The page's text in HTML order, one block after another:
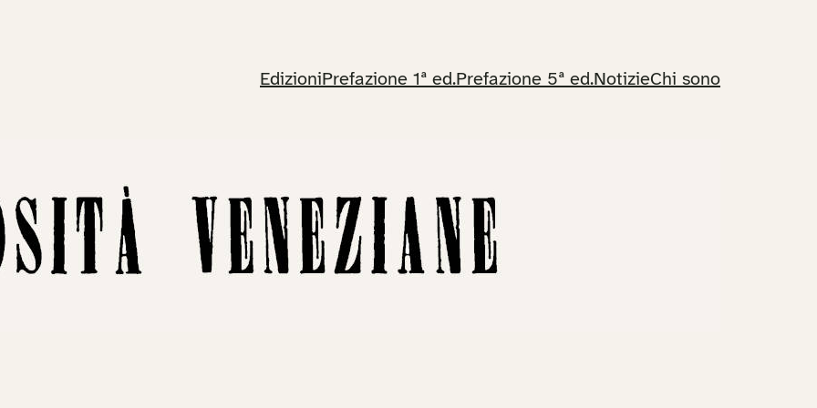
EdizioniPrefazione 1ª ed.Prefazione 5ª ed.NotizieChi sono